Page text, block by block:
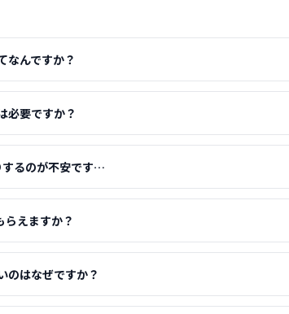
なんですか？
必要ですか？
るのが不安です…
らえますか？
のはなぜですか？